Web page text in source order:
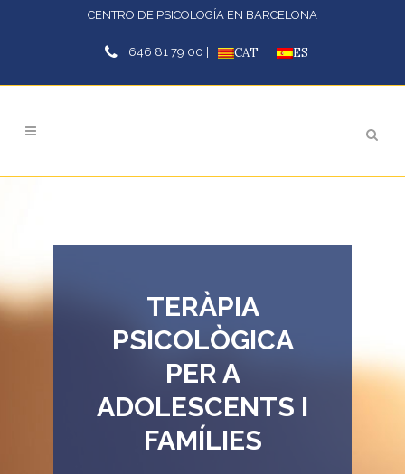
CENTRO DE PSICOLOGÍA EN BARCELONA
646 81 79 00 | CAT ES
TERÀPIA
PSICOLÒGICA
PER A
ADOLESCENTS I
FAMÍLIES